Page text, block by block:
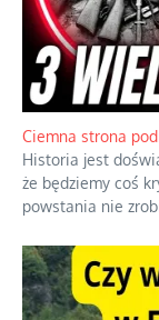
Szlachetna duma
Jednym z
oceniania
również polityki